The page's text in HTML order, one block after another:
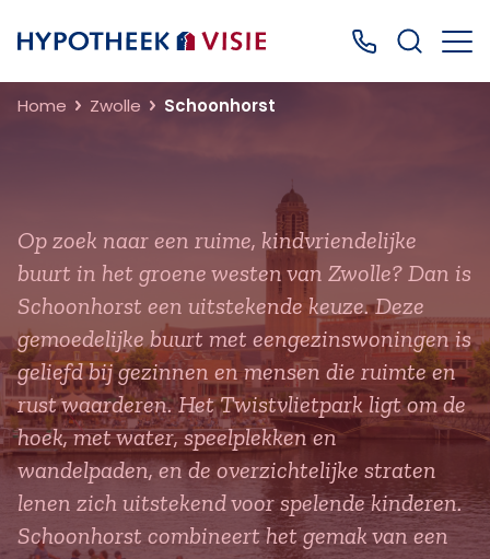
Terug naar home Bel ons: 0499
Home Zwolle Schoonhorst
Op zoek naar een ruime, kindvriendelijke
buurt in het groene westen van Zwolle? Dan is
Schoonhorst een uitstekende keuze. Deze
gemoedelijke buurt met eengezinswoningen is
geliefd bij gezinnen en mensen die ruimte en
rust waarderen. Het Twistvlietpark ligt om de
hoek, met water, speelplekken en
wandelpaden, en de overzichtelijke straten
lenen zich uitstekend voor spelende kinderen.
Schoonhorst combineert het gemak van een